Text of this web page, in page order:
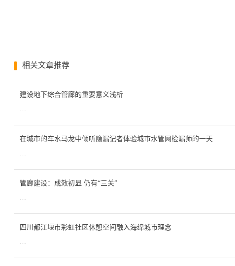
相关文章推荐
建设地下综合管廊的重要意义浅析
…
在城市的车水马龙中倾听隐漏记者体验城市水管网检漏师的一天
…
管廊建设：成效初显 仍有“三关”
…
四川都江堰市彩虹社区休憩空间融入海绵城市理念
…